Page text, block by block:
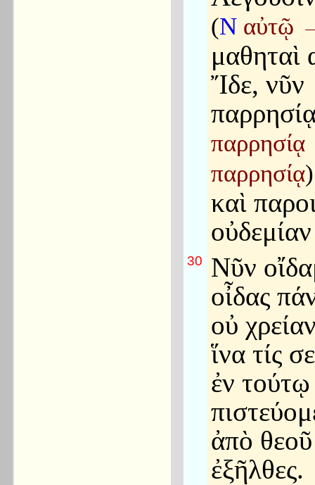
(N αὐτῷ
μαθηταὶ
Ἴδε, νῦν
παρρησίᾳ
παρρησίᾳ)
καὶ
οὐδεμίαν
30
Νῦν
οἶδας
οὐ
ἵνα τίς
ἐν τούτῳ
ἀπὸ θεοῦ
ἐξῆλθες.